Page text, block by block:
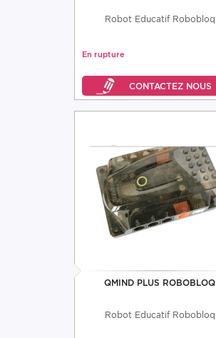
Robot Educatif Robobloq
En rupture
QMIND PLUS ROBOBLOQ
Robot Educatif Robobloq